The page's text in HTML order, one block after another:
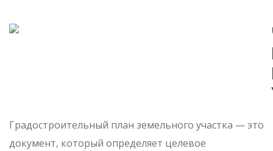
Градостроительный план земельного участка — это
документ, который определяет целевое